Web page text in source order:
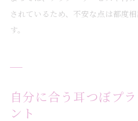
されているため、不安な点は都度
す。
自分に合う耳つぼプ
ント